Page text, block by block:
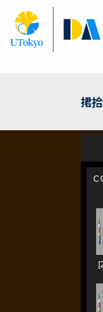
Skip
main
content
捃